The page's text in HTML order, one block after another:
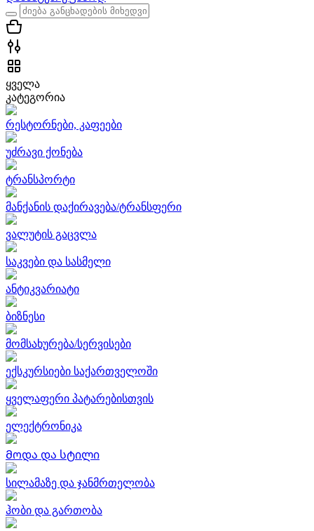
ყველა
კატეგორია
რესტორნები, კაფეები
უძრავი ქონება
ტრანსპორტი
მანქანის დაქირავება/ტრანსფერი
ვალუტის გაცვლა
საკვები და სასმელი
ანტიკვარიატი
ბიზნესი
მომსახურება/სერვისები
ექსკურსიები საქართველოში
ყველაფერი პატარებისთვის
ელექტრონიკა
Მოდა და სტილი
სილამაზე და ჯანმრთელობა
ჰობი და გართობა